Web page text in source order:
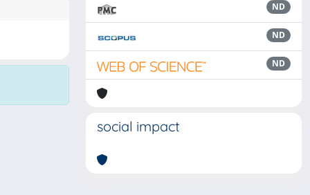
ND
ND
ND
social impact